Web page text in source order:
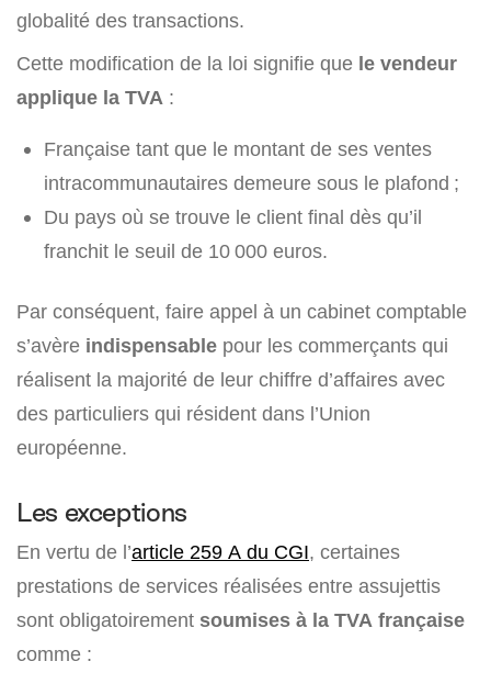
globalité des transactions.
Cette modification de la loi signifie que le vendeur
applique la TVA :
Française tant que le montant de ses ventes
intracommunautaires demeure sous le plafond ;
Du pays où se trouve le client final dès qu’il
franchit le seuil de 10 000 euros.
Par conséquent, faire appel à un cabinet comptable
s’avère indispensable pour les commerçants qui
réalisent la majorité de leur chiffre d’affaires avec
des particuliers qui résident dans l’Union
européenne.
Les exceptions
En vertu de l’article 259 A du CGI, certaines
prestations de services réalisées entre assujettis
sont obligatoirement soumises à la TVA française
comme :